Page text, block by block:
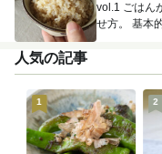
vol.1 ごはん
せ方。 基本
レ...
人気の記事
1 2